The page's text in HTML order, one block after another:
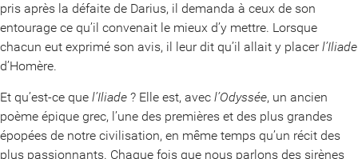
pris après la défaite de Darius, il demanda à ceux de son
entourage ce qu’il convenait le mieux d’y mettre. Lorsque
chacun eut exprimé son avis, il leur dit qu’il allait y placerl’Iliade
d’Homère.
Et qu’est-ce que l’Iliade ? Elle est, avec l’Odyssée, un ancien
poème épique grec, l’une des premières et des plus grandes
épopées de notre civilisation, en même temps qu’un récit des
plus passionnants. Chaque fois que nous parlons des sirènes